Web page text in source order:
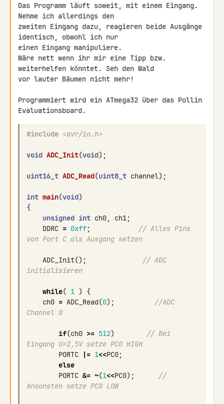
Das Programm läuft soweit, mit einem Eingang.
Nehme ich allerdings den
zweiten Eingang dazu, reagieren beide Ausgänge
identisch, obwohl ich nur
einen Eingang manipuliere.
Wäre nett wenn ihr mir eine Tipp bzw.
weiterhelfen könntet. Seh den Wald
vor lauter Bäumen nicht mehr!
Programmiert wird ein ATmega32 über das Pollin
#include <avr/io.h>
void ADC_Init(void);
uint16_t ADC_Read(uint8_t channel);
int main(void)
{
unsigned int ch0, ch1;
DDRC = 0xff;
// Alles Pins
von Port C als Ausgang setzen
ADC_Init();
// ADC
initialisieren
while( 1 )
{
ch0 = ADC_Read(0);
//ADC
Channel 0
if(ch0 >= 512)
// Bei
Eingang U=2,5V setze PC0 HIGH
PORTC
|= 1<<PC0;
else
PORTC &= ~(1<<PC0);
//
Ansonsten setze PC0 LOW